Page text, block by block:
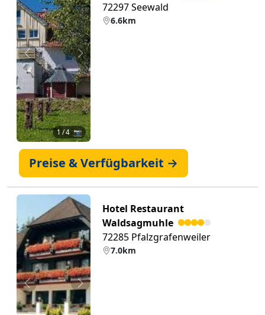
Zurück Weiter
1 / 4 📷
72297 Seewald
6.6km
Preise & Verfügbarkeit →
Zurück Weiter
Hotel Restaurant
Waldsagmuhle
72285 Pfalzgrafenweiler
7.0km